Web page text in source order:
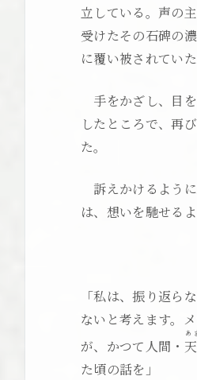
立している。声の
受けたその石碑の
に覆い被されていた
手をかざし、目
したところで、再
た。
訴えかけるよう
は、想いを馳せるよ
「私は、振り返ら
ないと考えます。
が、かつて人間・
あ
た頃の話を」